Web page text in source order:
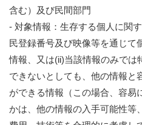
含む）及び民間部門
- 対象情報：生存する個人に関
民登録番号及び映像等を通じて
情報、又は(ii)当該情報のみでは
できないとしても、他の情報と
ができる情報（この場合、容易
かは、他の情報の入手可能性等